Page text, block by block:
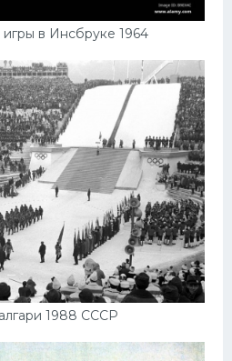
в Инсбруке 1964
1988 СССР